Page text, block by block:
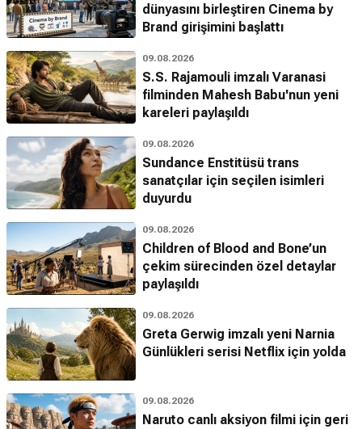
dünyasını birleştiren Cinema by
Brand girişimini başlattı
09.08.2026
S.S. Rajamouli imzalı Varanasi
filminden Mahesh Babu'nun yeni
kareleri paylaşıldı
09.08.2026
Sundance Enstitüsü trans
sanatçılar için seçilen isimleri
duyurdu
09.08.2026
Children of Blood and Bone’un
çekim sürecinden özel detaylar
paylaşıldı
09.08.2026
Greta Gerwig imzalı yeni Narnia
Günlükleri serisi Netflix için yolda
09.08.2026
Naruto canlı aksiyon filmi için geri